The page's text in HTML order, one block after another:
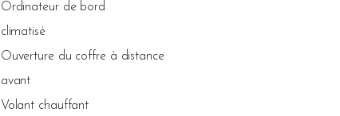
Ordinateur de bord
climatisé
Ouverture du coffre à distance
avant
Volant chauffant